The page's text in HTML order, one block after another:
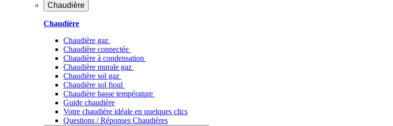
Chaudière
Chaudière
Chaudière gaz
Chaudière connectée
Chaudière à condensation
Chaudière murale gaz
Chaudière sol gaz
Chaudière sol fioul
Chaudière basse température
Guide chaudière
Votre chaudière idéale en quelques clics
Questions / Réponses Chaudières